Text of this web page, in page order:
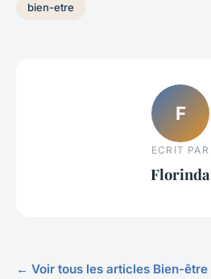
bien-etre
F
ECRIT PAR
Florinda
← Voir tous les articles Bien-être